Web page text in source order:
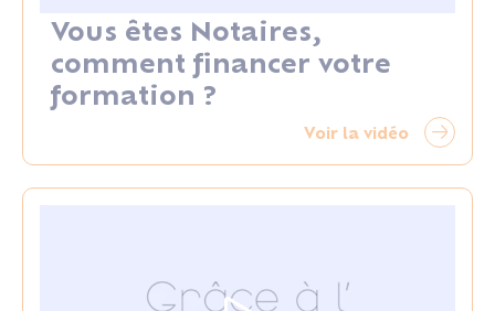
Vous êtes Notaires,
comment financer votre
formation ?
Voir la vidéo